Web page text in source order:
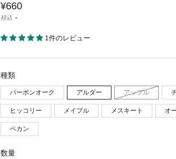
¥660
税込
1件のレビュー
種類
バーボンオーク アルダー アップル
ヒッコリー メイプル メスキート オ
ペカン
数量